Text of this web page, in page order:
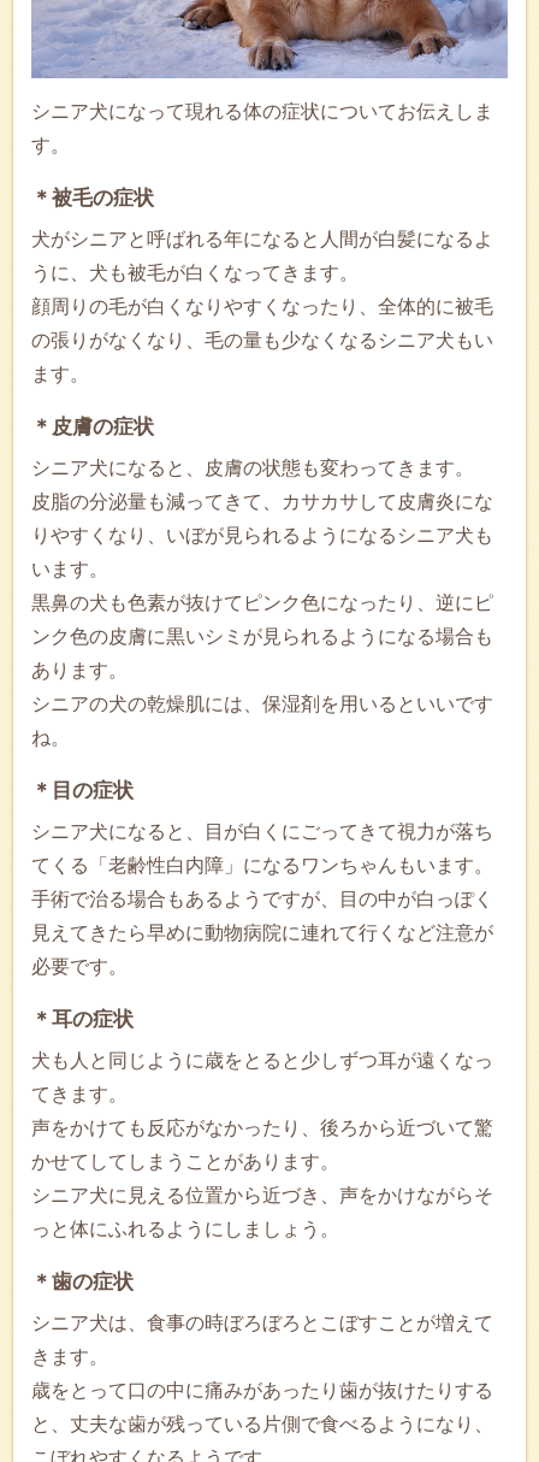
シニア犬になって現れる体の症状についてお伝えしま
す。
＊被毛の症状
犬がシニアと呼ばれる年になると人間が白髪になるよ
うに、犬も被毛が白くなってきます。
顔周りの毛が白くなりやすくなったり、全体的に被毛
の張りがなくなり、毛の量も少なくなるシニア犬もい
ます。
＊皮膚の症状
シニア犬になると、皮膚の状態も変わってきます。
皮脂の分泌量も減ってきて、カサカサして皮膚炎にな
りやすくなり、いぼが見られるようになるシニア犬も
います。
黒鼻の犬も色素が抜けてピンク色になったり、逆にピ
ンク色の皮膚に黒いシミが見られるようになる場合も
あります。
シニアの犬の乾燥肌には、保湿剤を用いるといいです
ね。
＊目の症状
シニア犬になると、目が白くにごってきて視力が落ち
てくる「老齢性白内障」になるワンちゃんもいます。
手術で治る場合もあるようですが、目の中が白っぽく
見えてきたら早めに動物病院に連れて行くなど注意が
必要です。
＊耳の症状
犬も人と同じように歳をとると少しずつ耳が遠くなっ
てきます。
声をかけても反応がなかったり、後ろから近づいて驚
かせてしてしまうことがあります。
シニア犬に見える位置から近づき、声をかけながらそ
っと体にふれるようにしましょう。
＊歯の症状
シニア犬は、食事の時ぼろぼろとこぼすことが増えて
きます。
歳をとって口の中に痛みがあったり歯が抜けたりする
と、丈夫な歯が残っている片側で食べるようになり、
こぼれやすくなるようです。